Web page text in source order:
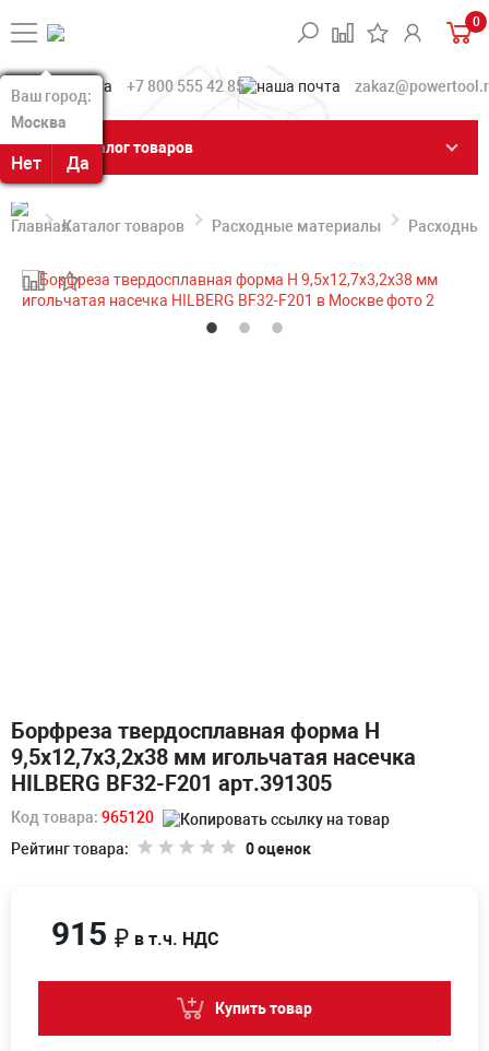
Ваш город:
Москва
Нет Да
Ваш город:
Москва
Нет Да
0
+7 800 555 42 85
Каталог товаров
Каталог товаров Расходные материалы
Борфреза твердосплавная форма H
9,5х12,7х3,2х38 мм игольчатая насечка
HILBERG BF32-F201 арт.391305
Код товара: 965120
Рейтинг товара:
0 оценок
915 ₽ в т.ч. НДС
Купить товар